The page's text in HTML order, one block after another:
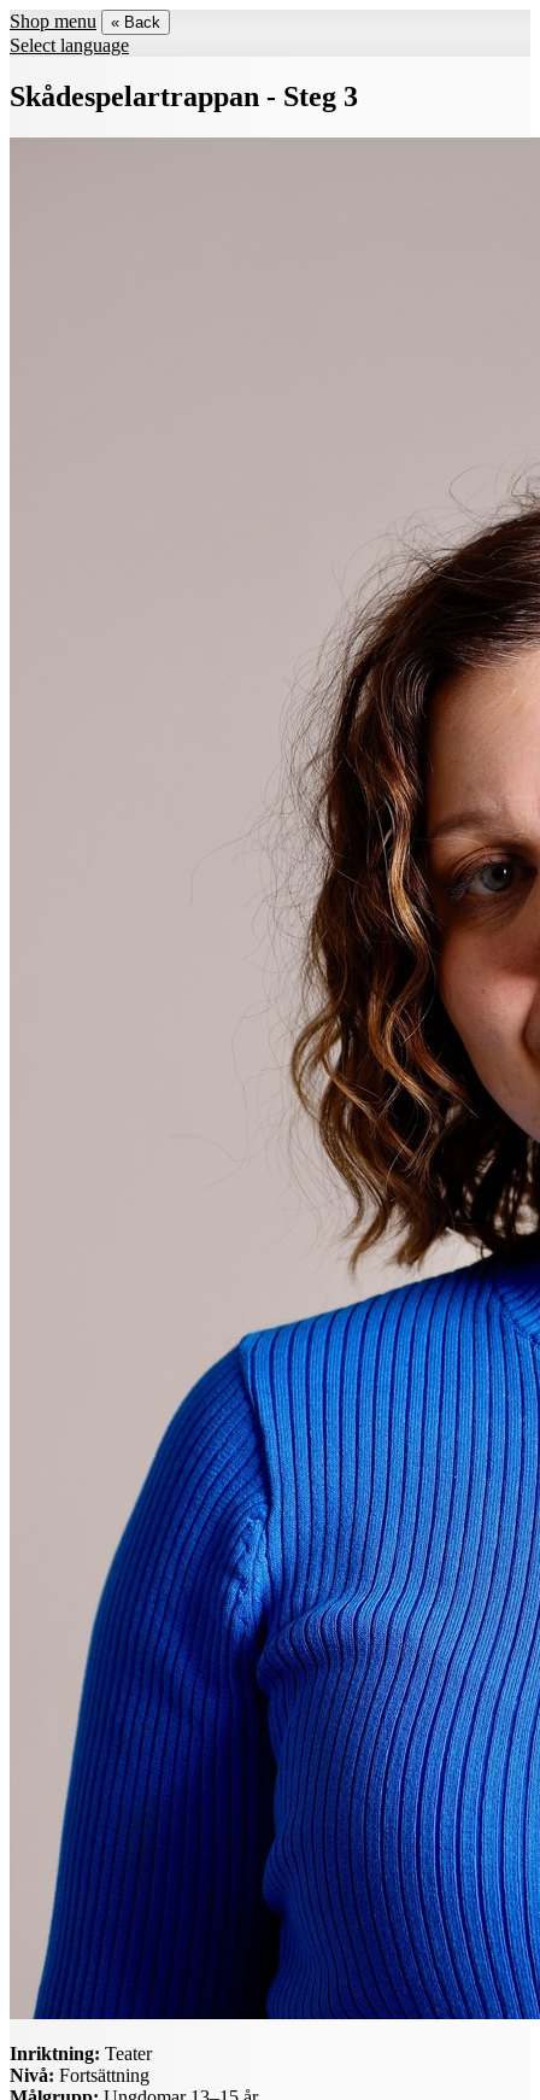
Shop menu « Back
Select language
Skådespelartrappan - Steg 3
Inriktning: Teater
Nivå: Fortsättning